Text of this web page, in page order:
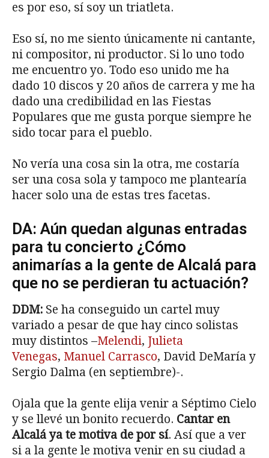
es por eso, sí soy un triatleta.
Eso sí, no me siento únicamente ni cantante,
ni compositor, ni productor. Si lo uno todo
me encuentro yo. Todo eso unido me ha
dado 10 discos y 20 años de carrera y me ha
dado una credibilidad en las Fiestas
Populares que me gusta porque siempre he
sido tocar para el pueblo.
No vería una cosa sin la otra, me costaría
ser una cosa sola y tampoco me plantearía
hacer solo una de estas tres facetas.
DA: Aún quedan algunas entradas
para tu concierto ¿Cómo
animarías a la gente de Alcalá para
que no se perdieran tu actuación?
DDM: Se ha conseguido un cartel muy
variado a pesar de que hay cinco solistas
muy distintos –Melendi, Julieta
Venegas, Manuel Carrasco, David DeMaría y
Sergio Dalma (en septiembre)-.
Ojala que la gente elija venir a Séptimo Cielo
y se llevé un bonito recuerdo. Cantar en
Alcalá ya te motiva de por sí. Así que a ver
si a la gente le motiva venir en su ciudad a